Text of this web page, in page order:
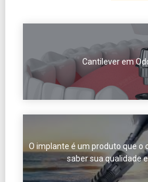
Cantilever em
O implante é um produto que o
saber sua qualidade